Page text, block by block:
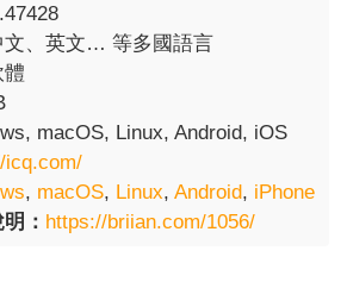
文、英文… 等多國語言
體
macOS, Linux, Android, iOS
icq.com/
, macOS, Linux, Android, iPhone
： https://briian.com/1056/